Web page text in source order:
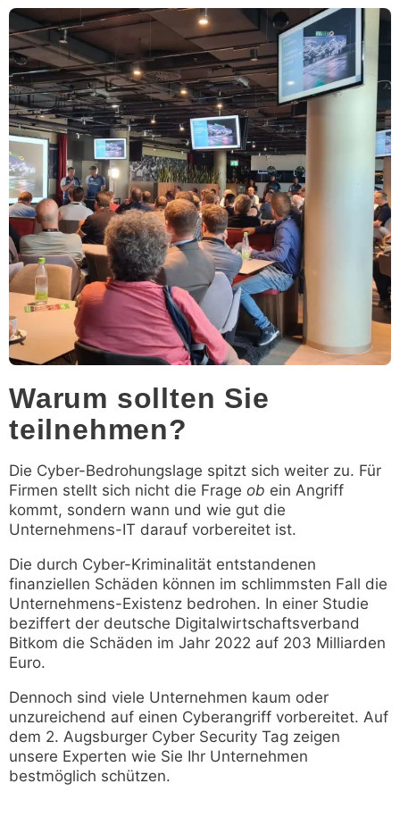
Warum sollten Sie
teilnehmen?
Die Cyber-Bedrohungslage spitzt sich weiter zu. Für
Firmen stellt sich nicht die Frage ob ein Angriff
kommt, sondern wann und wie gut die
Unternehmens-IT darauf vorbereitet ist.
Die durch Cyber-Kriminalität entstandenen
finanziellen Schäden können im schlimmsten Fall die
Unternehmens-Existenz bedrohen. In einer Studie
beziffert der deutsche Digitalwirtschaftsverband
Bitkom die Schäden im Jahr 2022 auf 203 Milliarden
Euro.
Dennoch sind viele Unternehmen kaum oder
unzureichend auf einen Cyberangriff vorbereitet. Auf
dem 2. Augsburger Cyber Security Tag zeigen
unsere Experten wie Sie Ihr Unternehmen
bestmöglich schützen.